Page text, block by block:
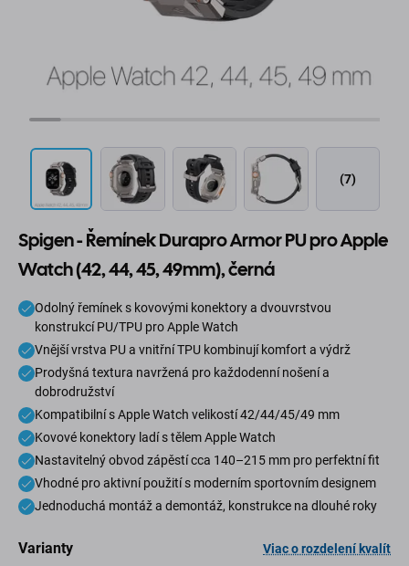
(7)
Spigen - Řemínek Durapro Armor PU pro Apple
Watch (42, 44, 45, 49mm), černá
Odolný řemínek s kovovými konektory a dvouvrstvou
konstrukcí PU/TPU pro Apple Watch
Vnější vrstva PU a vnitřní TPU kombinují komfort a výdrž
Prodyšná textura navržená pro každodenní nošení a
dobrodružství
Kompatibilní s Apple Watch velikostí 42/44/45/49 mm
Kovové konektory ladí s tělem Apple Watch
Nastavitelný obvod zápěstí cca 140–215 mm pro perfektní fit
Vhodné pro aktivní použití s moderním sportovním designem
Jednoduchá montáž a demontáž, konstrukce na dlouhé roky
Varianty Viac o rozdelení kvalít